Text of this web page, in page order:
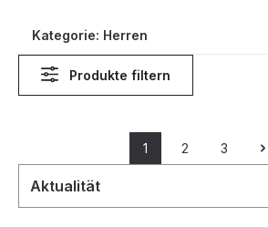
Kategorie: Herren
Produkte filtern
Seite
1
Seite
2
Seite
3